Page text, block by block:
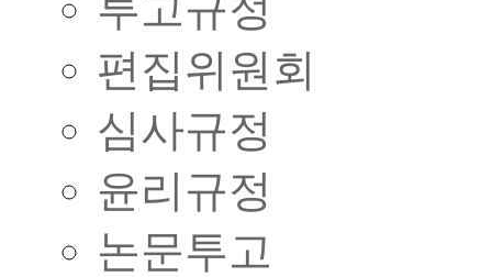
편집위원회
심사규정
윤리규정
논문투고